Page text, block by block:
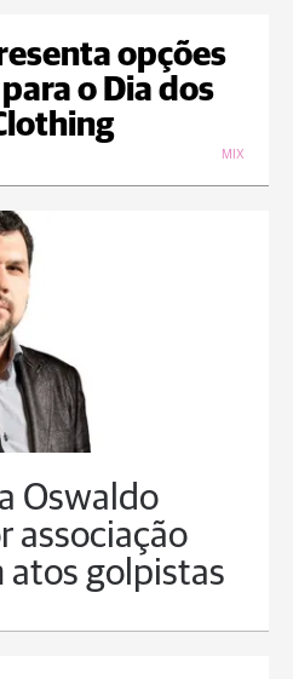
opções
o Dia dos
MIX
Oswaldo
associação
atos golpistas